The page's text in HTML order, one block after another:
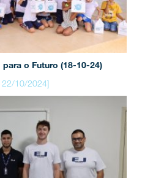
o Futuro (18-10-24)
22/10/2024]